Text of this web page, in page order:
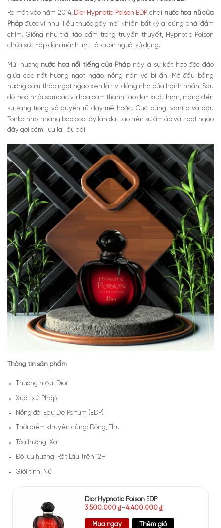
Ra mắt vào năm 2014, Dior Hypnotic Poison EDP, chai nước hoa nữ của
Phápđược ví như “liều thuốc gây mê” khiến bất kỳ ai cũng phải đắm
chìm. Giống như trái táo cấm trong truyền thuyết, Hypnotic Poison
chứa sức hấp dẫn mãnh liệt, lôi cuốn người sử dụng.
Mùi hương nước hoa nổi tiếng của Phápnày là sự kết hợp độc đáo
giữa các nốt hương ngọt ngào, nồng nàn và bí ẩn. Mở đầu bằng
hương cam thảo ngọt ngào xen lẫn vị đắng nhẹ của hạnh nhân. Sau
đó, hoa nhài sambac và hoa cam thanh tao dần xuất hiện, mang đến
sự sang trọng và quyến rũ đầy mê hoặc. Cuối cùng, vanilla và đậu
Tonka nhẹ nhàng bao bọc lấy làn da, tạo nên sự ấm áp và ngọt ngào
đầy gợi cảm, lưu lại lâu dài.
Thông tin sản phẩm
Thương hiệu: Dior
Xuất xứ: Pháp
Nồng độ: Eau De Parfum (EDP)
Thời điểm khuyên dùng: Đông, Thu
Tỏa hương: Xa
Độ lưu hương: Rất Lâu Trên 12H
Giới tính: Nữ
Dior Hypnotic Poison EDP
3.500.000₫–4.400.000₫
Mua ngay Thêm giỏ